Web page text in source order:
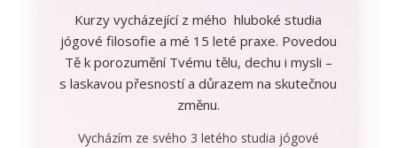
Kurzy vycházející z mého hluboké studia
jógové filosofie a mé 15 leté praxe. Povedou
Tě k porozumění Tvému tělu, dechu i mysli –
s laskavou přesností a důrazem na skutečnou
změnu.
Vycházím ze svého 3 letého studia jógové